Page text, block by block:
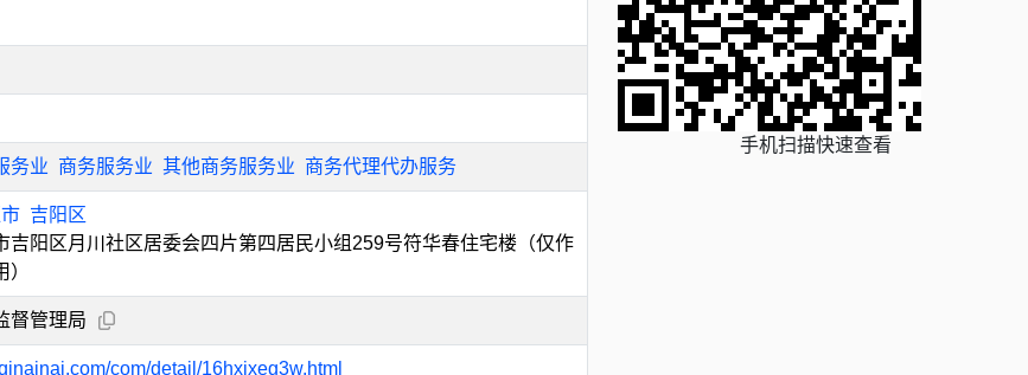
务业 商务服务业 其他商务服务业 商务代理代办服务
吉阳区
吉阳区月川社区居委会四片第四居民小组259号符华春住宅楼（仅作
督管理局
com/detail/16hxixeg3w.html
手机扫描快速查看